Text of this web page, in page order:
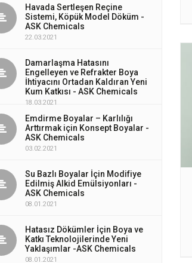
Havada Sertleşen Reçine
Sistemi, Köpük Model Döküm -
ASK Chemicals
22.03.2021
Damarlaşma Hatasını
Engelleyen ve Refrakter Boya
İhtiyacını Ortadan Kaldıran Yeni
Kum Katkısı - ASK Chemicals
18.03.2021
Emdirme Boyalar – Karlılığı
Arttırmak için Konsept Boyalar -
ASK Chemicals
03.02.2021
Su Bazlı Boyalar İçin Modifiye
Edilmiş Alkid Emülsiyonları -
ASK Chemicals
08.01.2021
Hatasız Dökümler İçin Boya ve
Katkı Teknolojilerinde Yeni
Yaklaşımlar -ASK Chemicals
08.01.2021